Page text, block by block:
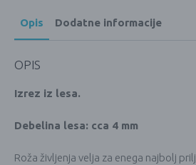
Opis Dodatne informacije
OPIS
Izrez iz lesa.
Debelina lesa: cca 4 mm
Roža življenja velja za enega najbolj